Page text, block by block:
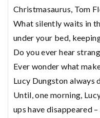
Christmasaurus, Tom
What silently waits in
under your bed,
Do you ever hear
Ever wonder what
Lucy Dungston always
Until, one morning,
ups have disappeared